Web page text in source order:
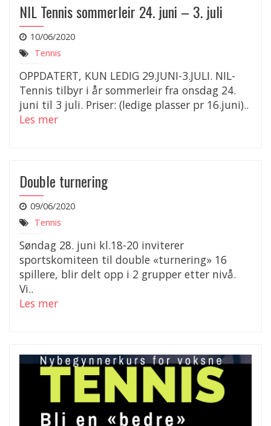
NIL Tennis sommerleir 24. juni – 3. juli
10/06/2020
Tennis
OPPDATERT, KUN LEDIG 29.JUNI-3.JULI. NIL-
Tennis tilbyr i år sommerleir fra onsdag 24.
juni til 3 juli. Priser: (ledige plasser pr 16.juni)..
Les mer
Double turnering
09/06/2020
Tennis
Søndag 28. juni kl.18-20 inviterer
sportskomiteen til double «turnering» 16
spillere, blir delt opp i 2 grupper etter nivå.
Vi..
Les mer